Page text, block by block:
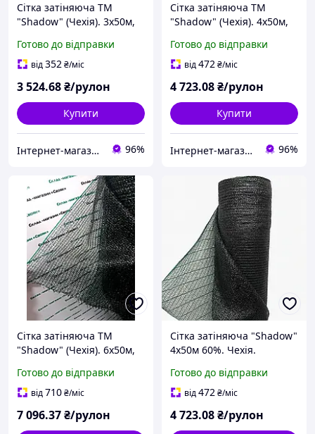
Сітка затіняюча ТМ
"Shadow" (Чехія). 3х50м,
Готово до відправки
від352₴/міс
3 524.68₴/рулон
Купити
Інтернет-магазин "Mirdo" для дому, саду та авто. 96%
Сітка затіняюча ТМ
"Shadow" (Чехія). 4х50м,
Готово до відправки
від472₴/міс
4 723.08₴/рулон
Купити
Інтернет-магазин "Mirdo" для дому, саду та авто. 96%
Сітка затіняюча ТМ
"Shadow" (Чехія). 6х50м,
Готово до відправки
від710₴/міс
7 096.37₴/рулон
Сітка затіняюча "Shadow"
4х50м 60%. Чехія.
(захисна).
Готово до відправки
від472₴/міс
4 723.08₴/рулон